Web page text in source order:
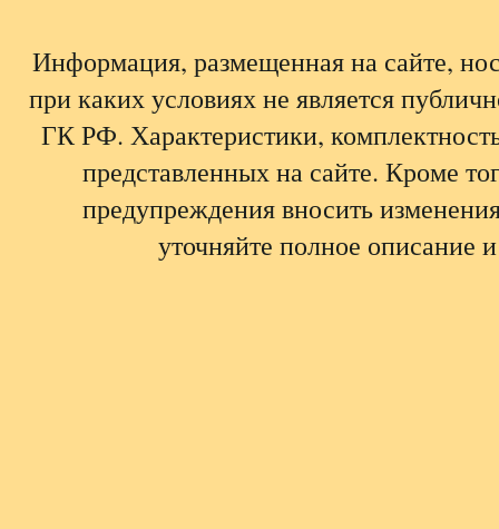
Информация, размещенная на сайте,
при каких условиях не является
ГК РФ. Характеристики,
представленных на сайте. Кроме
предупреждения вносить
уточняйте полное описание